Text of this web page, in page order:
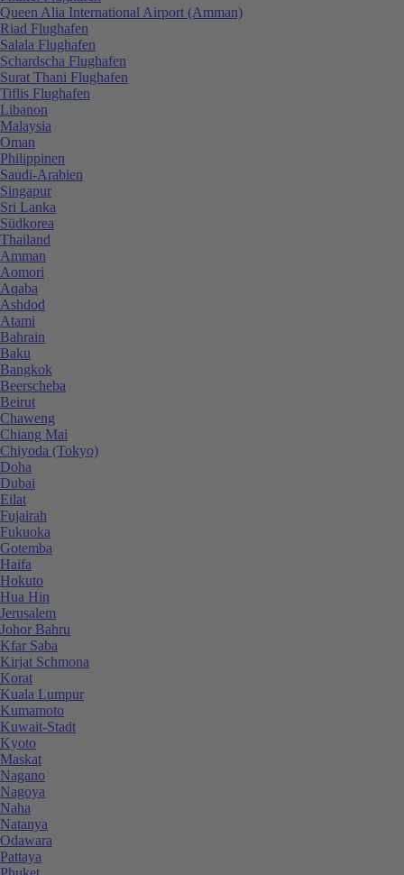
Queen Alia International Airport (Amman)
Riad Flughafen
Salala Flughafen
Schardscha Flughafen
Surat Thani Flughafen
Tiflis Flughafen
Libanon
Malaysia
Oman
Philippinen
Saudi-Arabien
Singapur
Sri Lanka
Südkorea
Thailand
Amman
Aomori
Aqaba
Ashdod
Atami
Bahrain
Baku
Bangkok
Beerscheba
Beirut
Chaweng
Chiang Mai
Chiyoda (Tokyo)
Doha
Dubai
Eilat
Fujairah
Fukuoka
Gotemba
Haifa
Hokuto
Hua Hin
Jerusalem
Johor Bahru
Kfar Saba
Kirjat Schmona
Korat
Kuala Lumpur
Kumamoto
Kuwait-Stadt
Kyoto
Maskat
Nagano
Nagoya
Naha
Natanya
Odawara
Pattaya